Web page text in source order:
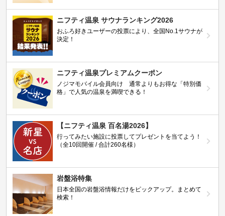
ニフティ温泉 サウナランキング2026
おふろ好きユーザーの投票により、全国No.1サウナが
決定！
ニフティ温泉プレミアムクーポン
ノジマモバイル会員向け 通常よりもお得な「特別価
格」で人気の温泉を満喫できる！
【ニフティ温泉 百名湯2026】
行ってみたい施設に投票してプレゼントを当てよう！
（全10回開催 / 合計260名様）
岩盤浴特集
日本全国の岩盤浴情報だけをピックアップ。まとめて
検索！